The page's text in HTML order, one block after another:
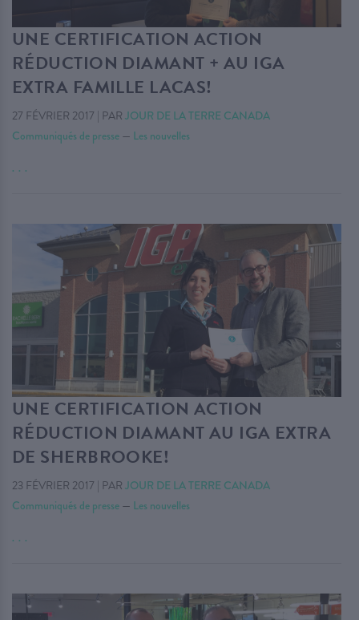
UNE CERTIFICATION ACTION
RÉDUCTION DIAMANT + AU IGA
EXTRA FAMILLE LACAS!
27 FÉVRIER 2017 | PAR JOUR DE LA TERRE CANADA
Communiqués de presse — Les nouvelles
. . .
UNE CERTIFICATION ACTION
RÉDUCTION DIAMANT AU IGA EXTRA
DE SHERBROOKE!
23 FÉVRIER 2017 | PAR JOUR DE LA TERRE CANADA
Communiqués de presse — Les nouvelles
. . .